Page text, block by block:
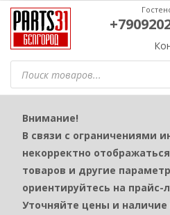
Поиск
товаров
Внимание!
В связи с ограничениями
некорректно
товаров и другие
ориентируйтесь на прайс-
Уточняйте цены и наличие